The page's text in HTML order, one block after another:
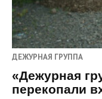
ДЕЖУРНАЯ ГРУППА
«Дежурная
перекопали